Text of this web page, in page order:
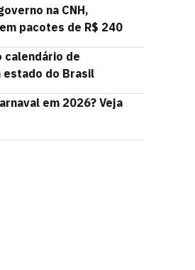
na CNH,
pacotes de R$ 240
calendário de
estado do Brasil
em 2026? Veja